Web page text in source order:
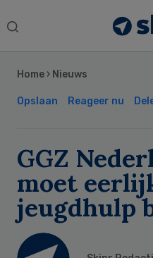
Search
Home › Nieuws
Opslaan Reageer nu
GGZ
moet
jeugdhulp
Sidebar